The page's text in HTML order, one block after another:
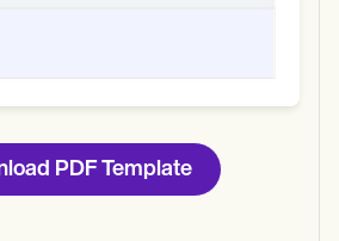
PDF Template